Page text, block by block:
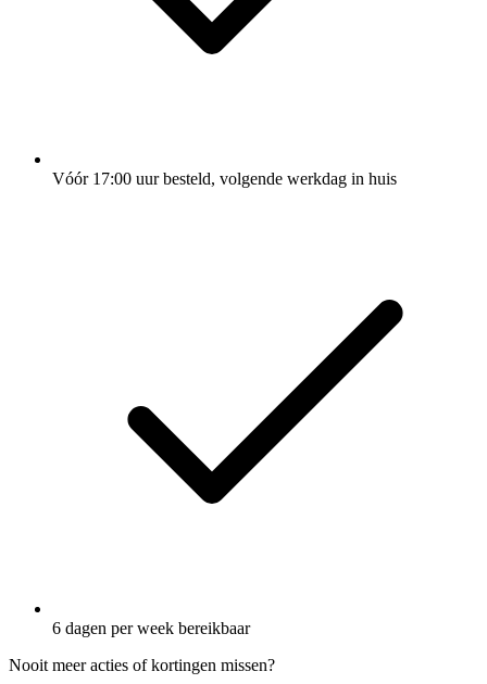
Vóór 17:00 uur besteld, volgende werkdag in huis
6 dagen per week bereikbaar
Nooit meer acties of kortingen missen?